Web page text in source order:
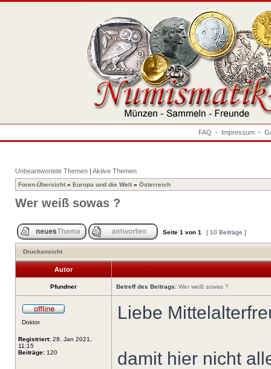
FAQ - Impressum -
Unbeantwortete Themen | Aktive Themen
Foren-Übersicht » Europa und die Welt » Österreich
Wer weiß sowas ?
Seite 1 von 1 [ 10 Beiträge ]
Druckansicht
Autor
Pfundner Betreff des Beitrags: Wer weiß sowas ?
Doktor
Registriert: 28. Jan 2021,
11:15
Beiträge: 120
Liebe
damit hier nicht